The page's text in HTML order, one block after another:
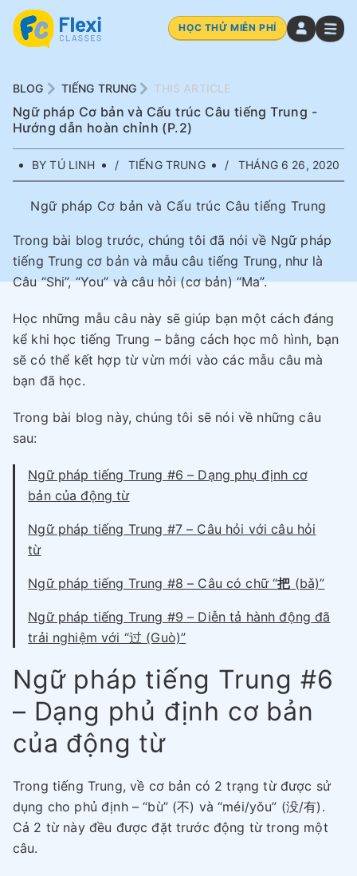
HỌC THỬ MIỄN PHÍ
BLOG TIẾNG TRUNG THIS ARTICLE
Ngữ pháp Cơ bản và Cấu trúc Câu tiếng Trung -
Hướng dẫn hoàn chỉnh (P.2)
BY TÚ LINH TIẾNG TRUNG THÁNG 6 26, 2020
Ngữ pháp Cơ bản và Cấu trúc Câu tiếng Trung
Trong bài blog trước, chúng tôi đã nói về Ngữ pháp
tiếng Trung cơ bản và mẫu câu tiếng Trung, như là
Câu “Shi”, “You” và câu hỏi (cơ bản) “Ma”.
Học những mẫu câu này sẽ giúp bạn một cách đáng
kể khi học tiếng Trung – bằng cách học mô hình, bạn
sẽ có thể kết hợp từ vừn mới vào các mẫu câu mà
bạn đã học.
Trong bài blog này, chúng tôi sẽ nói về những câu
sau:
Ngữ pháp tiếng Trung #6 – Dạng phụ định cơ
bản của động từ
Ngữ pháp tiếng Trung #7 – Câu hỏi với câu hỏi
từ
Ngữ pháp tiếng Trung #8 – Câu có chữ “把 (bǎ)”
Ngữ pháp tiếng Trung #9 – Diễn tả hành động đã
trải nghiệm với “过 (Guò)”
Ngữ pháp tiếng Trung #6
– Dạng phủ định cơ bản
của động từ
Trong tiếng Trung, về cơ bản có 2 trạng từ được sử
dụng cho phủ định – “bù” (不) và “méi/yǒu” (没/有).
Cả 2 từ này đều được đặt trước động từ trong một
câu.